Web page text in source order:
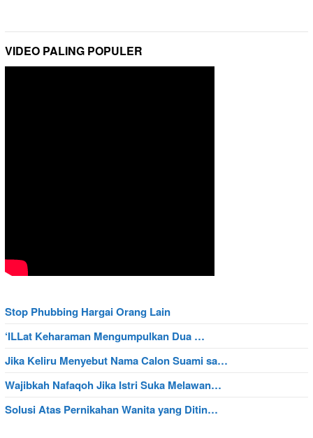
VIDEO PALING POPULER
Stop Phubbing Hargai Orang Lain
‘ILLat Keharaman Mengumpulkan Dua …
Jika Keliru Menyebut Nama Calon Suami sa…
Wajibkah Nafaqoh Jika Istri Suka Melawan…
Solusi Atas Pernikahan Wanita yang Ditin…